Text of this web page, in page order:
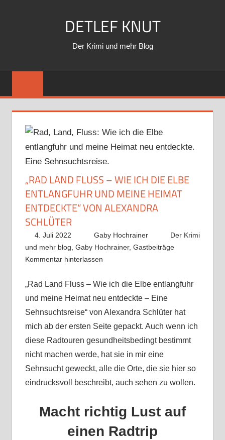
DETLEF KNUT
Der Krimi und mehr Blog
„RAD LAND FLUSS – WIE ICH DIE ELBE
ENTLANGFUHR UND MEINE HEIMAT
ENTDECKTE“ VON ALEXANDRA
SCHLÜTER
4. Juli 2022 Gaby Hochrainer
Der Krimi
und mehr blog, Gaby Hochrainer, Gastbeiträge
Kommentar hinterlassen
„Rad Land Fluss – Wie ich die Elbe entlangfuhr
und meine Heimat neu entdeckte – Eine
Sehnsuchtsreise“ von Alexandra Schlüter hat
mich ab der ersten Seite gepackt. Auch wenn ich
diese Radtouren gesundheitsbedingt bestimmt
nicht machen werde, hat sie in mir eine
Sehnsucht geweckt, alle die Orte, die sie hier so
eindrucksvoll beschreibt, auch sehen zu wollen.
Macht richtig Lust auf
einen Radtrip